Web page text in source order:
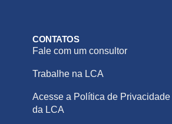
CONTATOS
Fale com um consultor
Trabalhe na LCA
Acesse a Política de Privacidade
da LCA